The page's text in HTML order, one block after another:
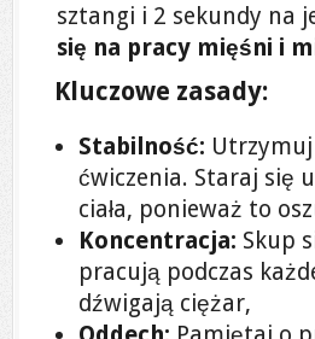
sztangi i 2 sekundy na
się na pracy mięśni i
Kluczowe zasady:
Stabilność:
ćwiczenia. Staraj się
ciała, ponieważ to
Koncentracja: Skup
pracują podczas
dźwigają ciężar,